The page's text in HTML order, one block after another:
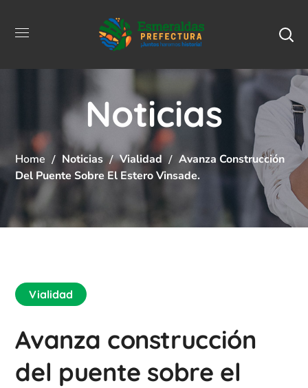
Noticias
Home Noticias Vialidad
Avanza Construcción
Del Puente Sobre El Estero Vinsade.
Vialidad
Avanza construcción
del puente sobre el